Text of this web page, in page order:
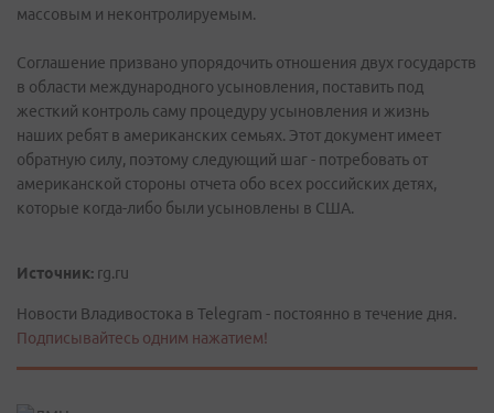
массовым и неконтролируемым.
Соглашение призвано упорядочить отношения двух государств
в области международного усыновления, поставить под
жесткий контроль саму процедуру усыновления и жизнь
наших ребят в американских семьях. Этот документ имеет
обратную силу, поэтому следующий шаг - потребовать от
американской стороны отчета обо всех российских детях,
которые когда-либо были усыновлены в США.
Источник: rg.ru
Новости Владивостока в Telegram - постоянно в течение дня.
Подписывайтесь одним нажатием!